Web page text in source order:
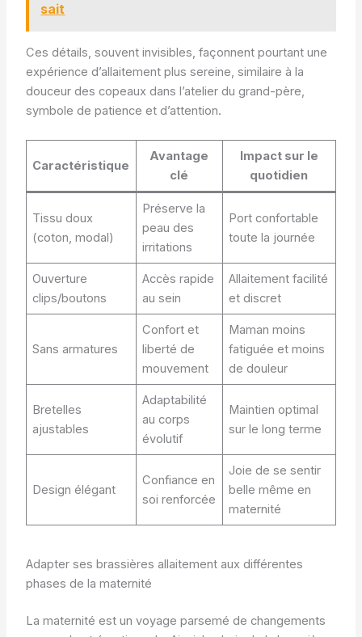
sait
Ces détails, souvent invisibles, façonnent pourtant une
expérience d’allaitement plus sereine, similaire à la
douceur des copeaux dans l’atelier du grand-père,
symbole de patience et d’attention.
Caractéristique
Avantage
clé
Impact sur le
quotidien
Tissu doux
(coton, modal)
Préserve la
peau des
irritations
Port confortable
toute la journée
Ouverture
clips/boutons
Accès rapide
au sein
Allaitement facilité
et discret
Sans armatures
Confort et
liberté de
mouvement
Maman moins
fatiguée et moins
de douleur
Bretelles
ajustables
Adaptabilité
au corps
évolutif
Maintien optimal
sur le long terme
Design élégant
Confiance en
soi renforcée
Joie de se sentir
belle même en
maternité
Adapter ses brassières allaitement aux différentes
phases de la maternité
La maternité est un voyage parsemé de changements